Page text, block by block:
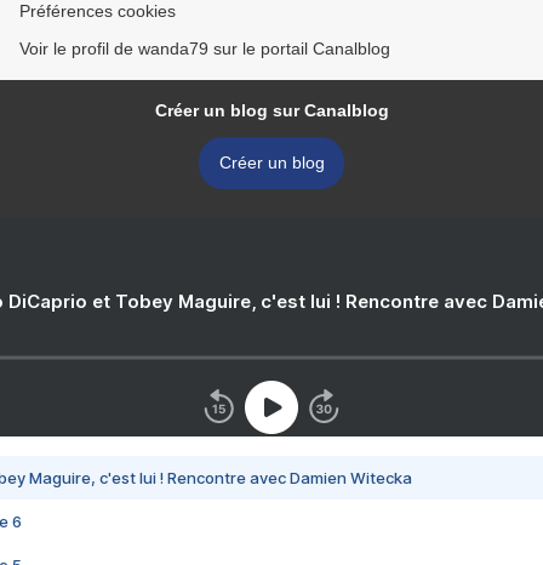
Préférences cookies
Voir le profil de wanda79 sur le portail Canalblog
Créer un blog sur Canalblog
Créer un blog
DiCaprio et Tobey Maguire, c'est lui ! Rencontre avec
Maguire, c'est lui ! Rencontre avec Damien Witecka
6